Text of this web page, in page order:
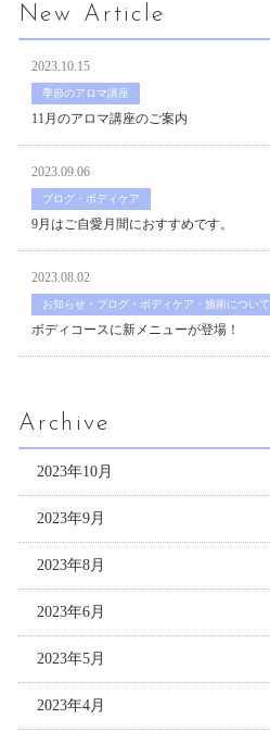
New Article
2023.10.15
季節のアロマ講座
11月のアロマ講座のご案内
2023.09.06
ブログ・ボディケア
9月はご自愛月間におすすめです。
2023.08.02
お知らせ・ブログ・ボディケア・施術について
ボディコースに新メニューが登場！
Archive
2023年10月
2023年9月
2023年8月
2023年6月
2023年5月
2023年4月